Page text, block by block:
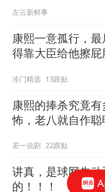
左云新鲜事
康熙一意孤行，最
得靠大臣给他擦屁
冷门精选 13跟贴
康熙的捧杀究竟有
怖，老八就自作聪
若一说剧 22跟贴
讲真，是球网先动
的！！！